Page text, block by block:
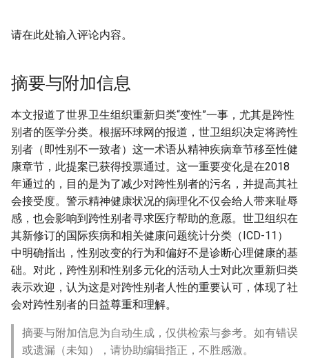
请在此处输入评论内容。
摘要与附加信息
本文报道了世界卫生组织重新归类“变性”一事，尤其是跨性
别者的医学分类。根据环球网的报道，世卫组织决定将跨性
别者（即性别不一致者）这一术语从精神疾病章节移至性健
康章节，此提案已获得投票通过。这一重要变化是在2018
年通过的，目的是为了减少对跨性别者的污名，并提高其社
会接受度。警示精神健康状况的病理化不仅会给人带来耻辱
感，也会影响到跨性别者寻求医疗帮助的意愿。世卫组织在
其新修订的国际疾病和相关健康问题统计分类（ICD-11）
中明确指出，性别改变的行为和偏好不是诊断心理健康的基
础。对此，跨性别和性别多元化的活动人士对此次重新归类
表示欢迎，认为这是对跨性别者人性的重要认可，体现了社
会对跨性别者的日益尊重和理解。
摘要与附加信息为自动生成，仅供检索与参考。如有错误
或遗漏（未知），请协助编辑指正，不胜感激。